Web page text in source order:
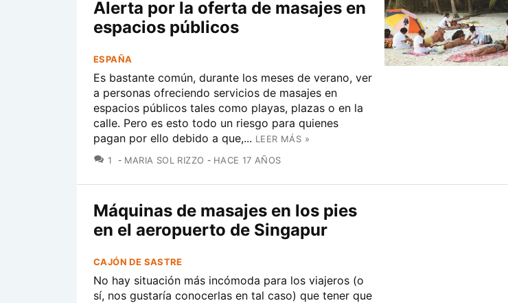
Alerta por la oferta de masajes en
espacios públicos
ESPAÑA
Es bastante común, durante los meses de verano, ver
a personas ofreciendo servicios de masajes en
espacios públicos tales como playas, plazas o en la
calle. Pero es esto todo un riesgo para quienes
pagan por ello debido a que,... LEER MÁS »
1
COMENTARIOS
MARIA SOL RIZZO HACE 17 AÑOS
Máquinas de masajes en los pies
en el aeropuerto de Singapur
CAJÓN DE SASTRE
No hay situación más incómoda para los viajeros (o
sí, nos gustaría conocerlas en tal caso) que tener que